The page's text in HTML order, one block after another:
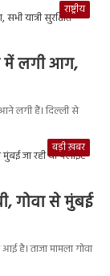
राष्ट्रीय
में लगी आग,
लगी हैं। दिल्ली से
बड़ी ख़बर
गोवा से मुंबई
है। ताजा मामला गोवा